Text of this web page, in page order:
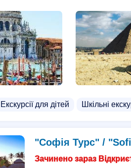
Екскурсії для дітей Шкільні
"Софія Турс" /
Зачинено зараз